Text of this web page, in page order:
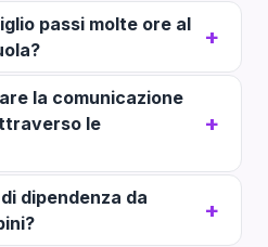
passi molte ore al
la comunicazione
le
dipendenza da